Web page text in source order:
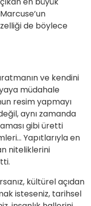
de böylece
ve kendini
müdahale
resim yapmayı
aynı zamanda
gibi üretti
Yapıtlarıyla en
niteliklerini
kültürel açıdan
isteseniz, tarihsel